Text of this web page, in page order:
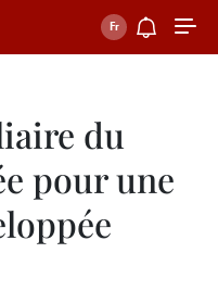
du
pour une